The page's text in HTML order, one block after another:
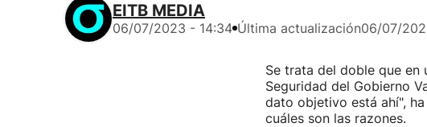
EITB MEDIA
06/07/2023 - 14:34 Última actualización06/07/
Se trata del doble que en
Seguridad del Gobierno
dato objetivo está ahí",
cuáles son las razones.